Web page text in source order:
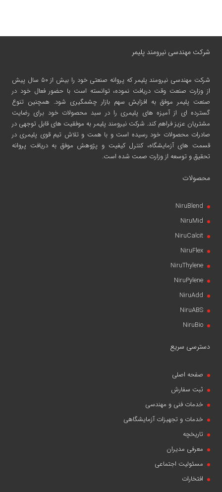
شرکت مهندسی نیرومند پلیمر
شرکت مهندسی نیرومند پلیمر
که پروانه صنعتی خود را بیش از ۵۰ سال پیش
از وزارت صنعت وقت دریافت نموده، توانسته است با حضور فعال خود در
صنعت پلیمر موفق به افزایش سهم بازار چشمگیری شود. همچنین تنوع
گسترده ای از آمیزه های پلیمری را در سبد محصولات خود برای رضایت
مشتریان عزیز فراهم کند. شرکت نیرومند پلیمر به موفقیت های قابل توجهی در
صادرات محصولات خود رسیده است و با همت و تلاش تیم قوی پلیمری در
قسمت های آزمایشگاه، کنترل کیفیت و پژوهش موفق به دریافت پروانه
تحقیق و توسعه از وزارت صمت شده است.
محصولات
NiruBlend
NiruMid
NiruCalcit
NiruFlex
NiruThylene
NiruPylene
NiruAdd
NiruABS
NiruBio
دسترسی سریع
صفحه اصلی
ثبت سفارش
خدمات فنی و مهندسی
خدمات و تجهیزات آزمایشگاهی
تاریخچه
معرفی مدیران
مسئولیت اجتماعی
افتخارات